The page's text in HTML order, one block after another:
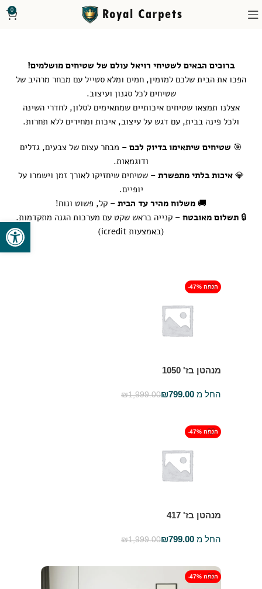
0
ברוכים הבאים לשטיחי רויאל עולם של שטיחים מושלמים!
הפכו את הבית שלכם למזמין, חמים ומלא סטייל עם מבחר מרהיב של
שטיחים לכל סגנון ועיצוב.
אצלנו תמצאו שטיחים איכותיים שמתאימים לסלון, לחדרי השינה
ולכל פינה בבית, עם דגש על עיצוב, איכות ומחירים ללא תחרות.
🎯 שטיחים שיתאימו בדיוק לכם – מבחר עצום של צבעים, גדלים
ודוגמאות.
💎 איכות בלתי מתפשרת – שטיחים שיחזיקו לאורך זמן וישמרו על
יופיים.
🚚 משלוח מהיר עד הבית – קל, פשוט ונוח!
🔒 תשלום מאובטח – קנייה בראש שקט עם מערכות הגנה מתקדמות.
(באמצעות icredit)
-47% הנחה
מנהטן בז' 1050
החל מ ₪799.00
₪1,999.00
-47% הנחה
מנהטן בז' 417
החל מ ₪799.00
₪1,999.00
-47% הנחה
פתח